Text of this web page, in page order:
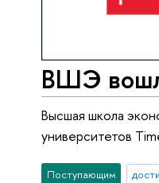
ВШЭ
Высшая школа
университетов
Поступающим